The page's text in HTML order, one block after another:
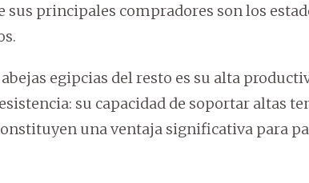
sus principales compradores son los
egipcias del resto es su alta
su capacidad de soportar altas
una ventaja significativa para